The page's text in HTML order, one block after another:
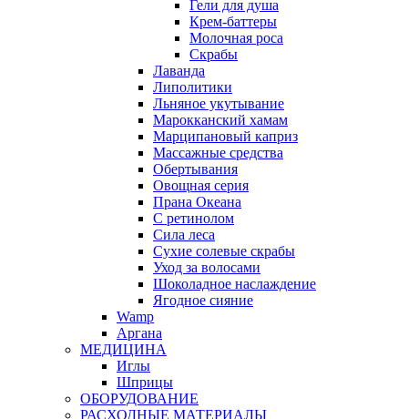
Гели для душа
Крем-баттеры
Молочная роса
Скрабы
Лаванда
Липолитики
Льняное укутывание
Марокканский хамам
Марципановый каприз
Массажные средства
Обертывания
Овощная серия
Прана Океана
С ретинолом
Сила леса
Сухие солевые скрабы
Уход за волосами
Шоколадное наслаждение
Ягодное сияние
Wamp
Аргана
МЕДИЦИНА
Иглы
Шприцы
ОБОРУДОВАНИЕ
РАСХОДНЫЕ МАТЕРИАЛЫ